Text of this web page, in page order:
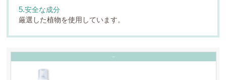
5.安全な成分
厳選した植物を使用しています。